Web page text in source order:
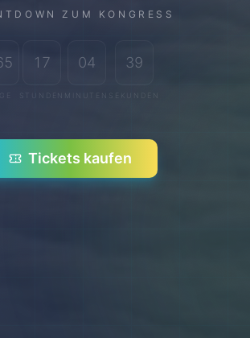
ZUM KONGRESS
17
STUNDEN
04
MINUTEN
37
SEKUNDEN
Tickets kaufen